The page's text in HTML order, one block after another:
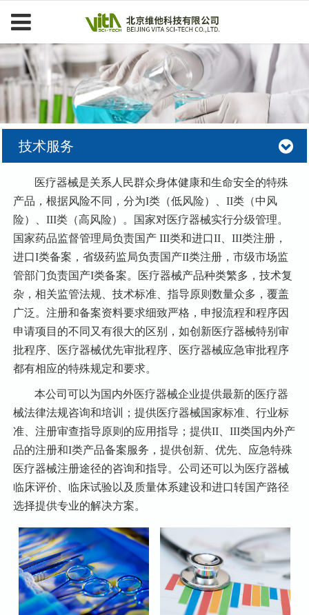
技术服务
医疗器械是关系人民群众身体健康和生命安全的特殊
产品，根据风险不同，分为I类（低风险）、II类（中风
险）、III类（高风险）。国家对医疗器械实行分级管理。
国家药品监督管理局负责国产 III类和进口II、III类注册，
进口I类备案，省级药监局负责国产II类注册，市级市场监
管部门负责国产I类备案。医疗器械产品种类繁多，技术复
杂，相关监管法规、技术标准、指导原则数量众多，覆盖
广泛。注册和备案资料要求细致严格，申报流程和程序因
申请项目的不同又有很大的区别，如创新医疗器械特别审
批程序、医疗器械优先审批程序、医疗器械应急审批程序
都有相应的特殊规定和要求。
本公司可以为国内外医疗器械企业提供最新的医疗器
械法律法规咨询和培训；提供医疗器械国家标准、行业标
准、注册审查指导原则的应用指导；提供II、III类国内外产
品的注册和I类产品备案服务，提供创新、优先、应急特殊
医疗器械注册途径的咨询和指导。公司还可以为医疗器械
临床评价、临床试验以及质量体系建设和进口转国产路径
选择提供专业的解决方案。